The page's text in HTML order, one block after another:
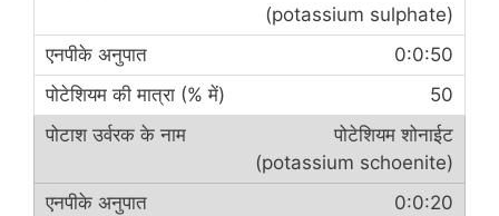
(potassium sulphate)
0:0:50
50
पोटेशियम शोनाईट
(potassium schoenite)
0:0:20